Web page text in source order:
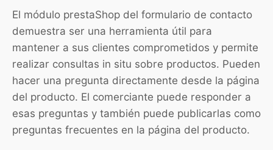
El módulo prestaShop del formulario de contacto
demuestra ser una herramienta útil para
mantener a sus clientes comprometidos y permite
realizar consultas in situ sobre productos. Pueden
hacer una pregunta directamente desde la página
del producto. El comerciante puede responder a
esas preguntas y también puede publicarlas como
preguntas frecuentes en la página del producto.